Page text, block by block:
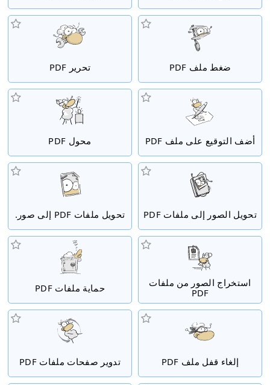
ضغط ملف PDF تحرير PDF
أضف التوقيع على ملف PDF محول PDF
تحويل الصور إلى ملفات PDF تحويل ملفات PDF إلى صور.
استخراج الصور من ملفات
PDF
حماية ملفات PDF
إلغاء قفل ملف PDF تدوير صفحات ملفات PDF